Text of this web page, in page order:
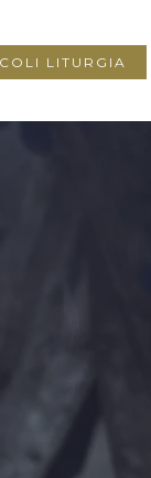
LITURGIA